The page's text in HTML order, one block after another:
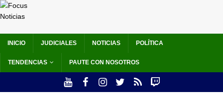
INICIO JUDICIALES NOTICIAS POLÍTICA
TENDENCIAS PAUTE CON NOSOTROS